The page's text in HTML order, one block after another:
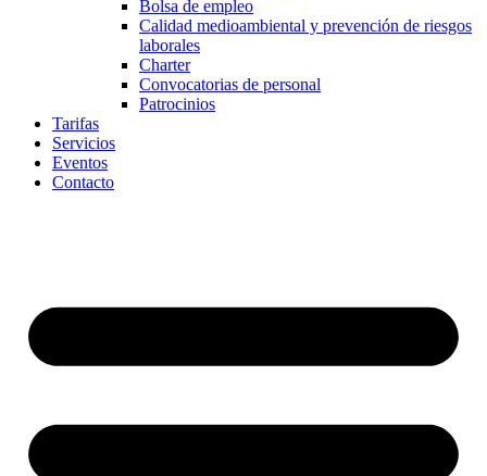
Bolsa de empleo
Calidad medioambiental y prevención de riesgos
laborales
Charter
Convocatorias de personal
Patrocinios
Tarifas
Servicios
Eventos
Contacto